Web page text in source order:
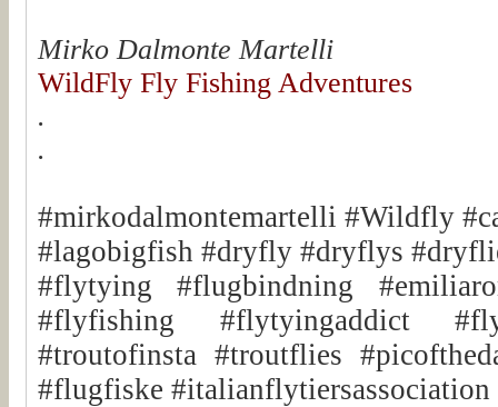
Mirko Dalmonte Martelli
WildFly Fly Fishing Adventures
.
.
#mirkodalmontemartelli #Wildfly
#lagobigfish #dryfly #dryflys
#flytying #flugbindning
#flyfishing #flytyingaddict
#troutofinsta #troutflies
#flugfiske #italianflytiersassociation